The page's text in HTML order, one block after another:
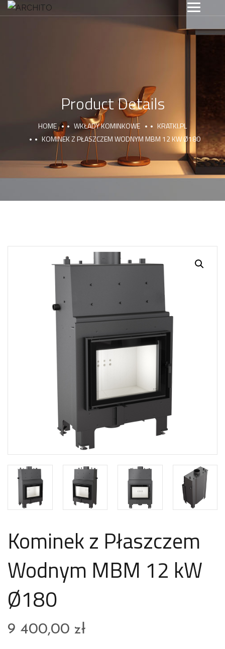
Product Details
HOME WKŁADY KOMINKOWE
KRATKI.PL
KOMINEK Z PŁASZCZEM WODNYM MBM 12 KW Ø180
Kominek z Płaszczem
Wodnym MBM 12 kW
Ø180
9 400,00 zł